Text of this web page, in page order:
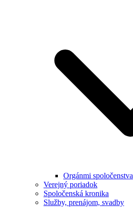
Orgánmi spoločenstva
Verejný poriadok
Spoločenská kronika
Služby, prenájom, svadby